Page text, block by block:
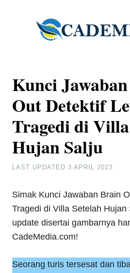
Kunci
Out Detektif
Tragedi di
Hujan Salju
LAST UPDATED 3 APRIL 2023
Simak Kunci Jawaban Brain
Tragedi di Villa Setelah Hujan
update disertai gambarnya
CadeMedia.com!
Seorang turis tersesat dan